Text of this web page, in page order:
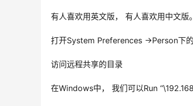
有人喜欢用英文版， 有人喜欢用中文版
打开System Preferences ->Person下
访问远程共享的目录
在Windows中， 我们可以Run